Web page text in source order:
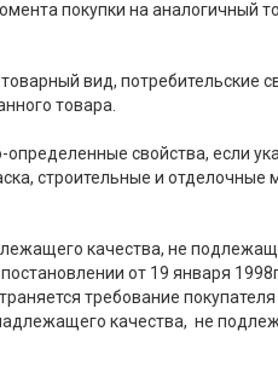
покупки на аналогичный
вид, потребительские
товара.
свойства, если
строительные и
качества, не
от 19 января
требование
качества, не